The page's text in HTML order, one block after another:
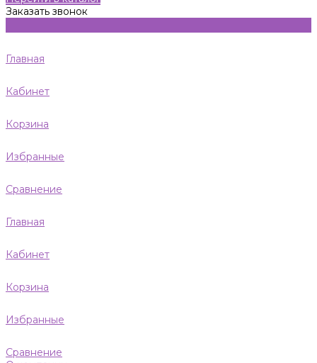
Заказать звонок
Главная
Кабинет
Корзина
Избранные
Сравнение
Главная
Кабинет
Корзина
Избранные
Сравнение